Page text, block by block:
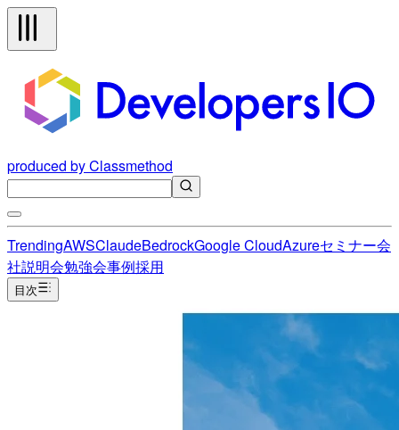
produced by Classmethod
TrendingAWSClaudeBedrockGoogle CloudAzureセミナー会
社説明会勉強会事例採用
目次